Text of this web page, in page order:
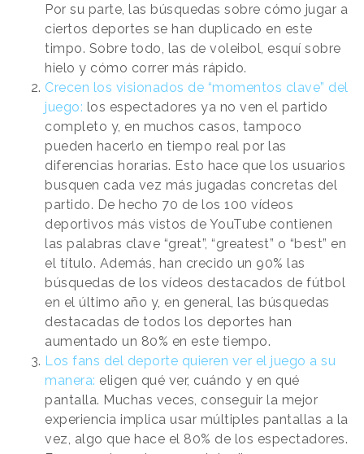
Por su parte, las búsquedas sobre cómo jugar a
ciertos deportes se han duplicado en este
timpo. Sobre todo, las de voleibol, esquí sobre
hielo y cómo correr más rápido.
Crecen los visionados de “momentos clave” del
juego: los espectadores ya no ven el partido
completo y, en muchos casos, tampoco
pueden hacerlo en tiempo real por las
diferencias horarias. Esto hace que los usuarios
busquen cada vez más jugadas concretas del
partido. De hecho 70 de los 100 vídeos
deportivos más vistos de YouTube contienen
las palabras clave “great”, “greatest” o “best” en
el título. Además, han crecido un 90% las
búsquedas de los vídeos destacados de fútbol
en el último año y, en general, las búsquedas
destacadas de todos los deportes han
aumentado un 80% en este tiempo.
Los fans del deporte quieren ver el juego a su
manera: eligen qué ver, cuándo y en qué
pantalla. Muchas veces, conseguir la mejor
experiencia implica usar múltiples pantallas a la
vez, algo que hace el 80% de los espectadores.